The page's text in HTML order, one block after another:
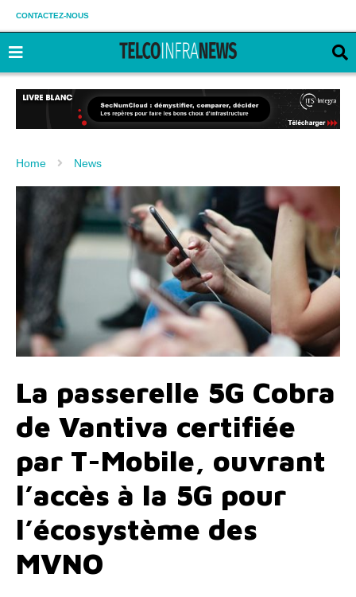
CONTACTEZ-NOUS
Home News
La passerelle 5G Cobra
de Vantiva certifiée
par T-Mobile, ouvrant
l’accès à la 5G pour
l’écosystème des
MVNO